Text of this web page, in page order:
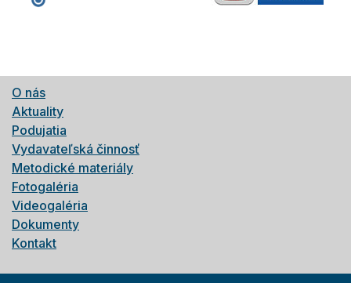
O nás
Aktuality
Podujatia
Vydavateľská činnosť
Metodické materiály
Fotogaléria
Videogaléria
Dokumenty
Kontakt